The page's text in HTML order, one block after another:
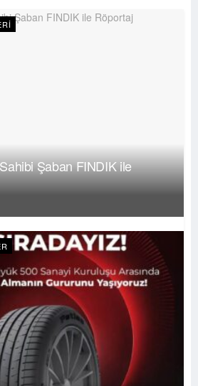
Şaban FINDIK ile